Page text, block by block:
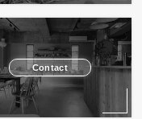
Contact